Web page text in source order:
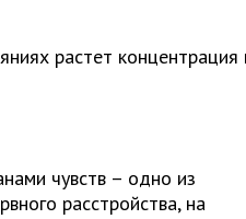
растет
чувств – одно из
расстройства, на